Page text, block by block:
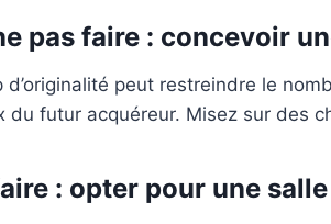
pas faire : concevoir
d’originalité peut restreindre le
du futur acquéreur. Misez sur des
: opter pour une